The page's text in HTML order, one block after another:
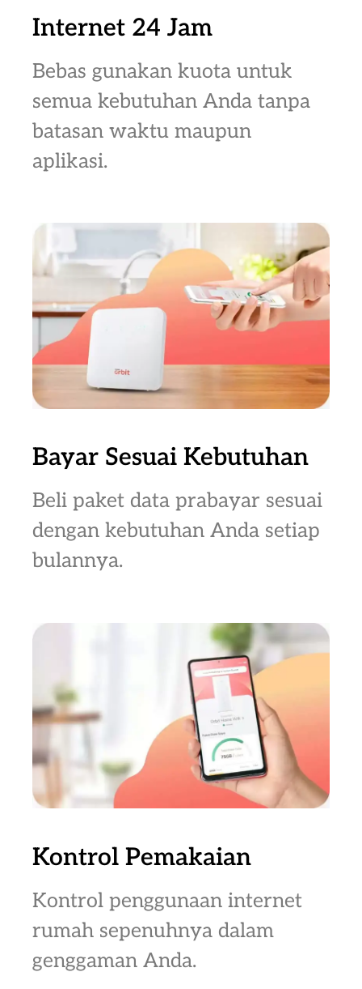
Internet 24 Jam
Bebas gunakan kuota untuk
semua kebutuhan Anda tanpa
batasan waktu maupun
aplikasi.
Bayar Sesuai Kebutuhan
Beli paket data prabayar sesuai
dengan kebutuhan Anda setiap
bulannya.
Kontrol Pemakaian
Kontrol penggunaan internet
rumah sepenuhnya dalam
genggaman Anda.